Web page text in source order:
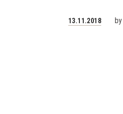
Posted
13.11.2018 by